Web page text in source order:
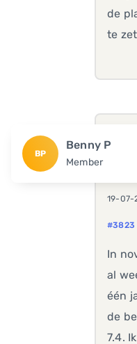
de
te
BP
Benny P
Member
19-07-
#3823
In
al
één
de
7.4.